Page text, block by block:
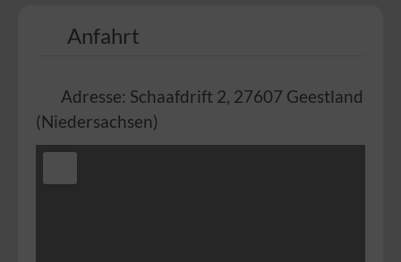
Anfahrt
Adresse: Schaafdrift 2, 27607 Geestland
(Niedersachsen)